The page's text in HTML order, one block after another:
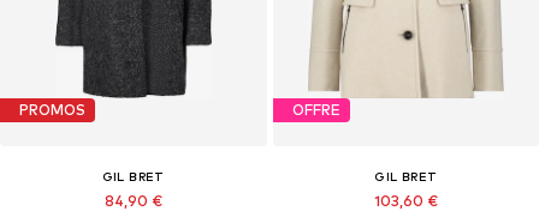
PROMOS
GIL BRET
84,90 €
OFFRE
GIL BRET
103,60 €